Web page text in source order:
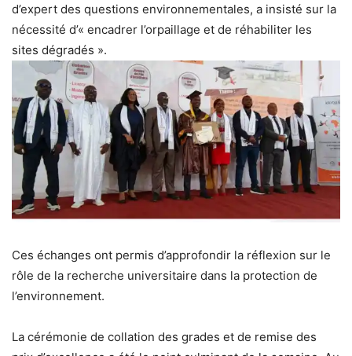
d’expert des questions environnementales, a insisté sur la
nécessité d’« encadrer l’orpaillage et de réhabiliter les
sites dégradés ».
Ces échanges ont permis d’approfondir la réflexion sur le
rôle de la recherche universitaire dans la protection de
l’environnement.
La cérémonie de collation des grades et de remise des